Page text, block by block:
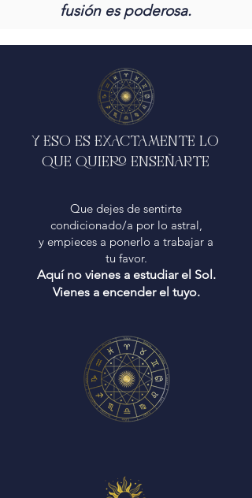
fusión es poderosa.
Y ESO ES EXACTAMENTE LO
QUE QUIERO ENSEÑARTE
Que dejes de sentirte
condicionado/a por lo astral,
y empieces a ponerlo a trabajar a
tu favor.
Aquí no vienes a estudiar el Sol.
Vienes a encender el tuyo.